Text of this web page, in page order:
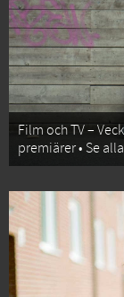
Film och TV –
premiärer • Se